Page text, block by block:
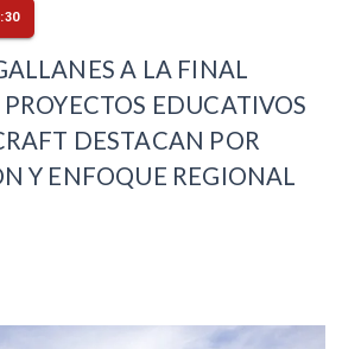
A LA FINAL
EDUCATIVOS
DESTACAN POR
Y ENFOQUE REGIONAL